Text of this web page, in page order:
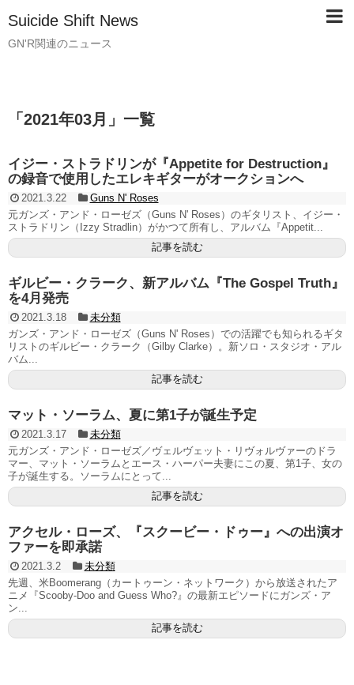
Suicide Shift News
GN'R関連のニュース
「 2021年03月 」 一覧
イジー・ストラドリンが『Appetite for Destruction』
の録音で使用したエレキギターがオークションへ
2021.3.22
Guns N' Roses
元ガンズ・アンド・ローゼズ（Guns N' Roses）のギタリスト、イジー・
ストラドリン（Izzy Stradlin）がかつて所有し、アルバム『Appetit...
記事を読む
ギルビー・クラーク、新アルバム『The Gospel Truth』
を4月発売
2021.3.18
未分類
ガンズ・アンド・ローゼズ（Guns N' Roses）での活躍でも知られるギタ
リストのギルビー・クラーク（Gilby Clarke）。新ソロ・スタジオ・アル
バム...
記事を読む
マット・ソーラム、夏に第1子が誕生予定
2021.3.17
未分類
元ガンズ・アンド・ローゼズ／ヴェルヴェット・リヴォルヴァーのドラ
マー、マット・ソーラムとエース・ハーパー夫妻にこの夏、第1子、女の
子が誕生する。ソーラムにとって...
記事を読む
アクセル・ローズ、『スクービー・ドゥー』への出演オ
ファーを即承諾
2021.3.2
未分類
先週、米Boomerang（カートゥーン・ネットワーク）から放送されたア
ニメ『Scooby-Doo and Guess Who?』の最新エピソードにガンズ・ア
ン...
記事を読む